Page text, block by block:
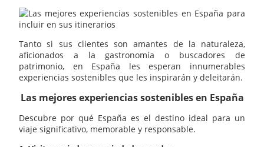
Tanto si sus clientes son amantes de la naturaleza,
aficionados a la gastronomía o buscadores de
patrimonio, en España les esperan innumerables
experiencias sostenibles que les inspirarán y deleitarán.
Las mejores experiencias sostenibles en España
Descubre por qué España es el destino ideal para un
viaje significativo, memorable y responsable.